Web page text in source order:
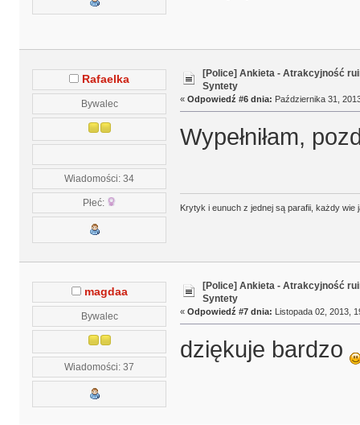
Rafaelka
Bywalec
Wiadomości: 34
Płeć:
[Police] Ankieta - Atrakcyjność
Syntety
« Odpowiedź #6 dnia: Października 31,
Wypełniłam,
Krytyk i eunuch z jednej są parafii, każdy wie
magdaa
Bywalec
Wiadomości: 37
[Police] Ankieta - Atrakcyjność
Syntety
« Odpowiedź #7 dnia: Listopada 02, 2013,
dziękuje bardzo